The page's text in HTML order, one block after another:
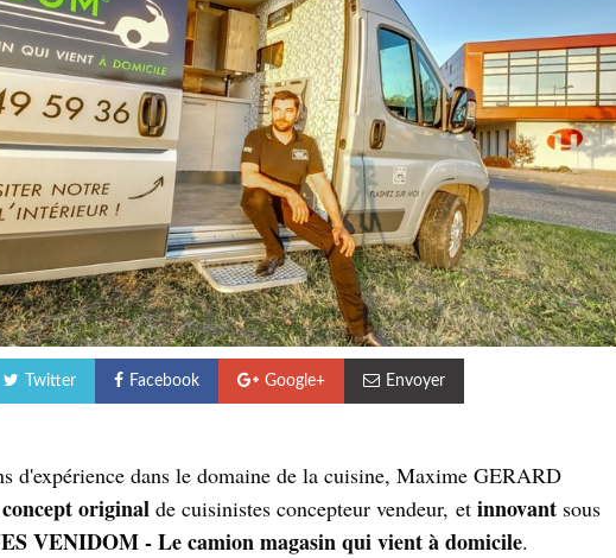
Twitter Facebook Google+ Envoyer
d'expérience dans le domaine de la cuisine, Maxime GERARD
original de cuisinistes concepteur vendeur, etinnovant sous
VENIDOM - Le camion magasin qui vient à domicile.